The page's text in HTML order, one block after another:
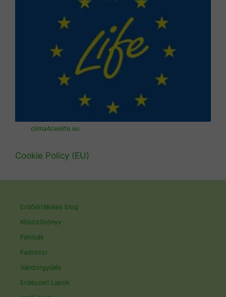
clima4ceelife.eu
Cookie Policy (EU)
Erdőértékelés blog
Köbözőkönyv
Fahibák
Fadoktor
Vándorgyűlés
Erdészeti Lapok